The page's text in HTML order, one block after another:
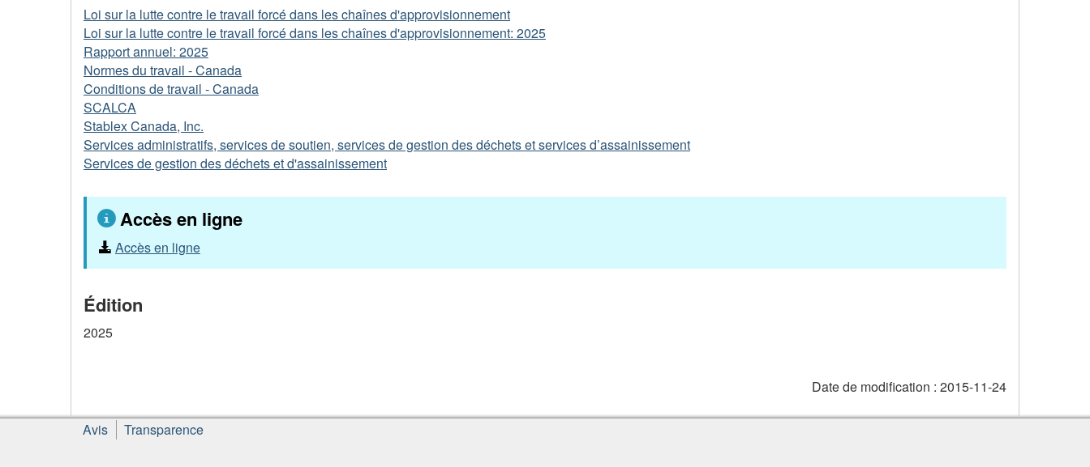
Loi sur la lutte contre le travail forcé dans les chaînes d'approvisionnement
Loi sur la lutte contre le travail forcé dans les chaînes d'approvisionnement: 2025
Rapport annuel: 2025
Normes du travail - Canada
Conditions de travail - Canada
SCALCA
Stablex Canada, Inc.
Services administratifs, services de soutien, services de gestion des déchets et services d’assainissement
Services de gestion des déchets et d'assainissement
Accès en ligne
Accès en ligne
Édition
2025
Date de modification : 2015-11-24
À
propos
Avis Transparence